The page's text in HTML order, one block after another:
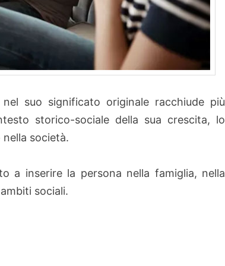
suo significato originale racchiude più
storico-sociale della sua crescita, lo
società.
a inserire la persona nella famiglia, nella
sociali.